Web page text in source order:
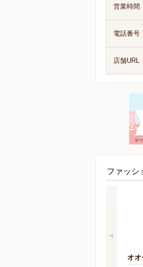
営業時間
電話番号
店舗URL
ファッシ
オオ